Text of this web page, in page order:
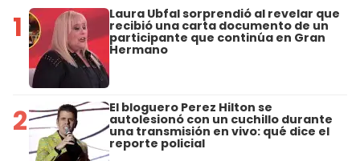
1 Laura Ubfal sorprendió al revelar que
recibió una carta documento de un
participante que continúa en Gran
Hermano
2 El bloguero Perez Hilton se
autolesionó con un cuchillo durante
una transmisión en vivo: qué dice el
reporte policial